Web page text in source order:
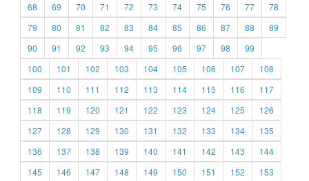
68
69 70 71 72 73 74 75 76 77
78
79
80 81 82 83 84 85 86 87 88
89
90
91 92 93 94 95 96 97 98
99
100
101 102 103 104 105 106 107
108
109
110 111 112 113 114 115 116
117
118
119 120 121 122 123 124 125
126
127
128 129 130 131 132 133 134
135
136
137 138 139 140 141 142 143
144
145
146 147 148 149 150 151 152
153